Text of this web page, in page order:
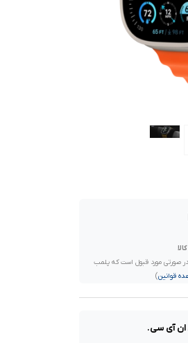
در صورتی مورد قبول است که پلمب
قوانین)